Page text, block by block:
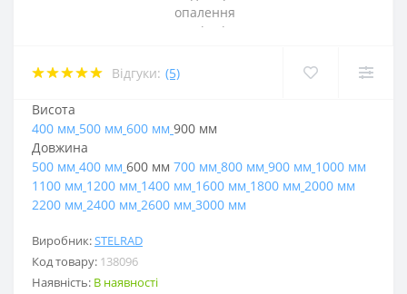
Відгуки: (5)
Виробник:STELRAD
Код товару: 138096
Наявність: В наявності
Висота
400 мм 500 мм 600 мм 900 мм
Довжина
500 мм 400 мм 600 мм 700 мм 800 мм 900 мм 1000 мм
1100 мм 1200 мм 1400 мм 1600 мм 1800 мм 2000 мм
2200 мм 2400 мм 2600 мм 3000 мм